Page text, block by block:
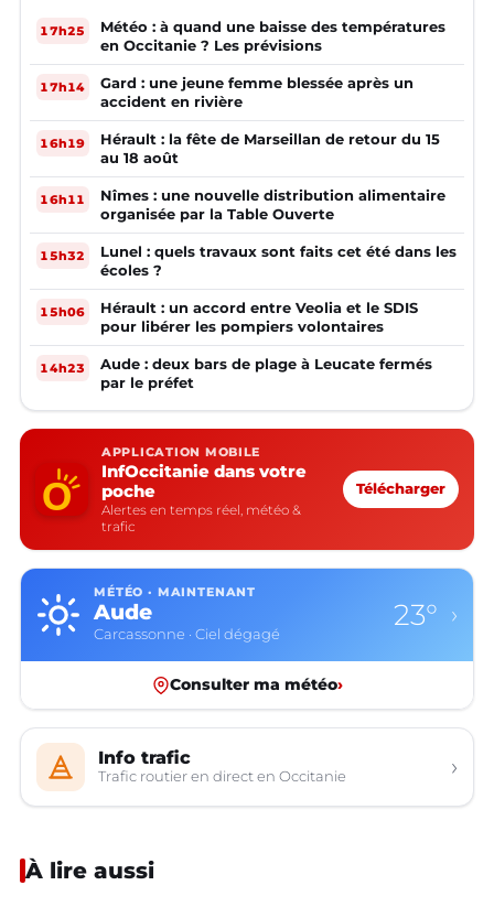
17h25
Météo : à quand une baisse des températures
en Occitanie ? Les prévisions
17h14
Gard : une jeune femme blessée après un
accident en rivière
16h19
Hérault : la fête de Marseillan de retour du 15
au 18 août
16h11
Nîmes : une nouvelle distribution alimentaire
organisée par la Table Ouverte
15h32
Lunel : quels travaux sont faits cet été dans les
écoles ?
15h06
Hérault : un accord entre Veolia et le SDIS
pour libérer les pompiers volontaires
14h23
Aude : deux bars de plage à Leucate fermés
par le préfet
APPLICATION MOBILE
InfOccitanie dans votre
poche
Alertes en temps réel, météo &
trafic
Télécharger
MÉTÉO · MAINTENANT
Aude
Carcassonne · Ciel dégagé
23° ›
Consulter ma météo›
Info trafic
Trafic routier en direct en Occitanie ›
À lire aussi